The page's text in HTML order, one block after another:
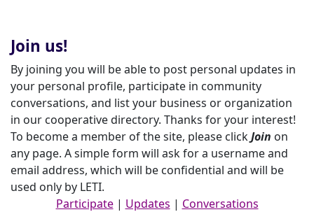
Join us!
By joining you will be able to post personal updates in
your personal profile, participate in community
conversations, and list your business or organization
in our cooperative directory. Thanks for your interest!
To become a member of the site, please clickJoin on
any page. A simple form will ask for a username and
email address, which will be confidential and will be
used only by LETI.
Participate| Updates | Conversations